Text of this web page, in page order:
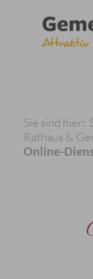
Sie sind hier:
Rathaus &
Online-